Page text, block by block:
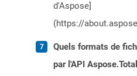
d'Aspose]
(https://
Quels formats de
par l'API